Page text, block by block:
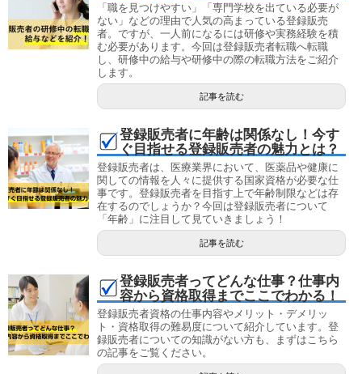
「職を見つけやすい」「専門学校を出ている必要が
ない」などの理由で人気の高まっている登録販売
者。ですが、一人前になるには研修や実務経験を積
む必要があります。今回は登録販売者転職へ転職
し、研修中の給与や研修中の際の転職方法をご紹介
します。
記事を読む
登録販売者に年齢は関係なし！今す
ぐ目指せる登録販売者の魅力とは？
登録販売者は、医療業界において、医薬品や健康に
関しての情報を人々に提供する国家資格が必要な仕
事です。登録販売者を目指す上で年齢制限などは存
在するのでしょうか？今回は登録販売者について
「年齢」に注目して見ていきましょう！
記事を読む
登録販売者ってどんな仕事？仕事内
容から資格取得までここでわかる！
登録販売者資格の仕事内容やメリット・デメリッ
ト・資格取得の難易度について紹介しています。登
録販売者についての知識がない方も、まずはこちら
の記事をご覧ください。